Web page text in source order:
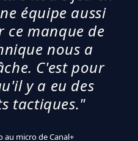
équipe aussi
ce manque de
nous a
C'est pour
y a eu des
tactiques."
micro de Canal+